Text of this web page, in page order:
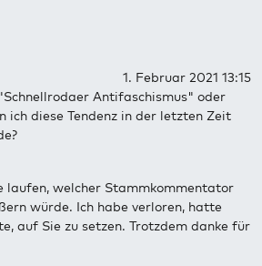
1. Februar 2021 13:15
Antifaschismus" oder
ich diese Tendenz in der letzten Zeit
laufen, welcher Stammkommentator
würde. Ich habe verloren, hatte
auf Sie zu setzen. Trotzdem danke für